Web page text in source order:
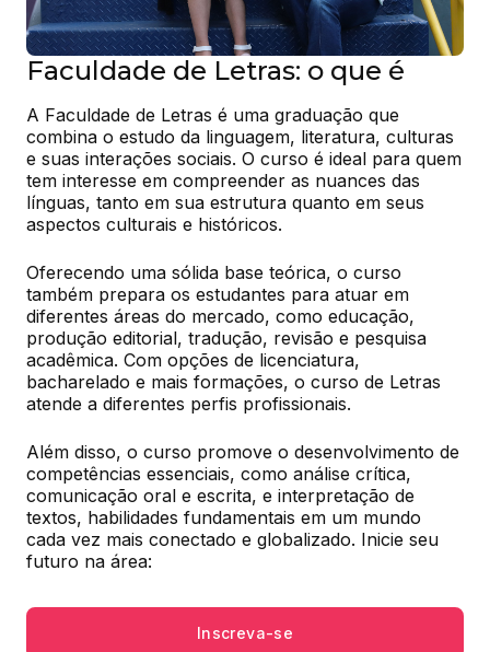
Faculdade de Letras: o que é
A Faculdade de Letras é uma graduação que
combina o estudo da linguagem, literatura, culturas
e suas interações sociais. O curso é ideal para quem
tem interesse em compreender as nuances das
línguas, tanto em sua estrutura quanto em seus
aspectos culturais e históricos.
Oferecendo uma sólida base teórica, o curso
também prepara os estudantes para atuar em
diferentes áreas do mercado, como educação,
produção editorial, tradução, revisão e pesquisa
acadêmica. Com opções de licenciatura,
bacharelado e mais formações, o curso de Letras
atende a diferentes perfis profissionais.
Além disso, o curso promove o desenvolvimento de
competências essenciais, como análise crítica,
comunicação oral e escrita, e interpretação de
textos, habilidades fundamentais em um mundo
cada vez mais conectado e globalizado. Inicie seu
futuro na área:
Inscreva-se